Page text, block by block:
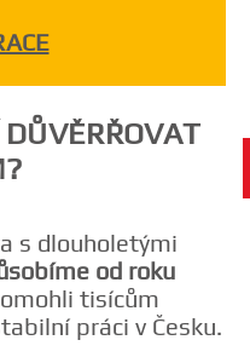
DŮVĚRŘOVAT
s dlouholetými
od roku
tisícům
práci v Česku.